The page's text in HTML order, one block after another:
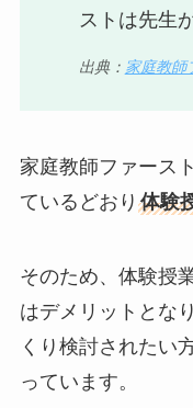
ストは先生
出典： 家庭教師
家庭教師ファース
ているどおり 体験
そのため、体験授
はデメリットとな
くり検討されたい
っています。